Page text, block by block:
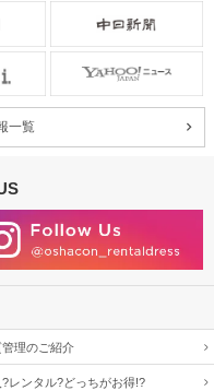
一覧
管理のご紹介
レンタル?どっちがお得!?